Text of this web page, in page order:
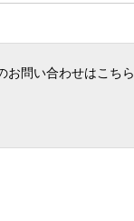
お問い合わせはこちら